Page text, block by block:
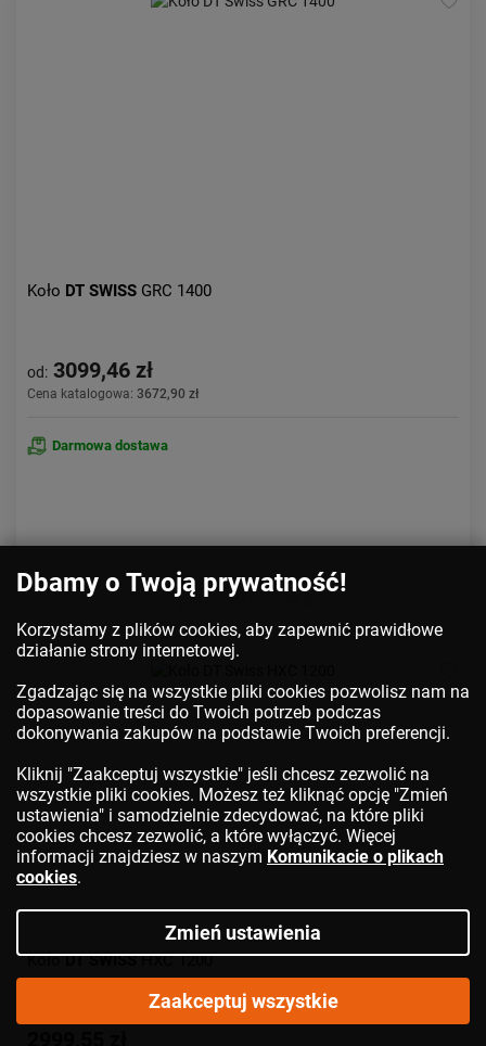
Koło DT SWISS GRC 1400
od: 3099,46 zł
Cena katalogowa: 3672,90 zł
Darmowa dostawa
DO KOSZYKA
KołoDT SWISSHXC 1200
Dbamy o Twoją prywatność!
Korzystamy z plików cookies, aby zapewnić prawidłowe
działanie strony internetowej.
Zgadzając się na wszystkie pliki cookies pozwolisz nam na
dopasowanie treści do Twoich potrzeb podczas
dokonywania zakupów na podstawie Twoich preferencji.
Kliknij "Zaakceptuj wszystkie" jeśli chcesz zezwolić na
wszystkie pliki cookies. Możesz też kliknąć opcję "Zmień
ustawienia" i samodzielnie zdecydować, na które pliki
cookies chcesz zezwolić, a które wyłączyć. Więcej
informacji znajdziesz w naszym Komunikacie o plikach
cookies.
Zmień ustawienia
Zaakceptuj wszystkie